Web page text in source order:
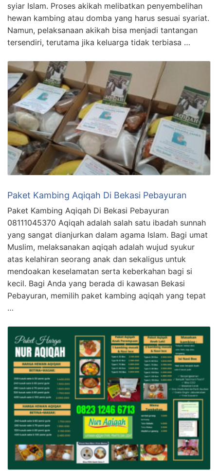
syiar Islam. Proses akikah melibatkan penyembelihan
hewan kambing atau domba yang harus sesuai syariat.
Namun, pelaksanaan akikah bisa menjadi tantangan
tersendiri, terutama jika keluarga tidak terbiasa …
Paket Kambing Aqiqah Di Bekasi Pebayuran
Paket Kambing Aqiqah Di Bekasi Pebayuran
08111045370 Aqiqah adalah salah satu ibadah sunnah
yang sangat dianjurkan dalam agama Islam. Bagi umat
Muslim, melaksanakan aqiqah adalah wujud syukur
atas kelahiran seorang anak dan sekaligus untuk
mendoakan keselamatan serta keberkahan bagi si
kecil. Bagi Anda yang berada di kawasan Bekasi
Pebayuran, memilih paket kambing aqiqah yang tepat
…